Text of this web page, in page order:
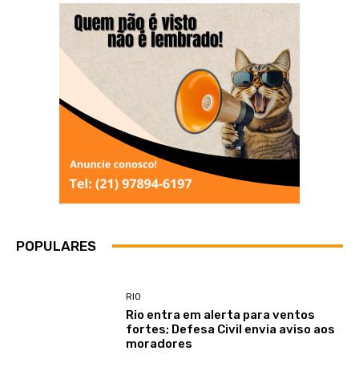
POPULARES
RIO
Rio entra em alerta para ventos
fortes; Defesa Civil envia aviso aos
moradores